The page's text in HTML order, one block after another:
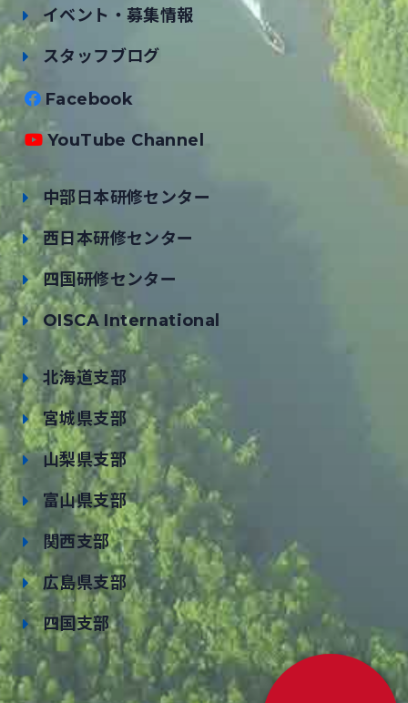
イベント・募集情報
スタッフブログ
Facebook
YouTube Channel
中部日本研修センター
西日本研修センター
四国研修センター
OISCA International
北海道支部
宮城県支部
山梨県支部
富山県支部
関西支部
広島県支部
四国支部